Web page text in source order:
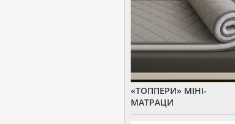
«ТОППЕРИ» МІНІ-
МАТРАЦИ